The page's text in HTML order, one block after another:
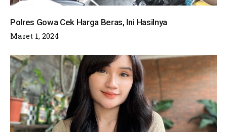
Polres Gowa Cek Harga Beras, Ini Hasilnya
Maret 1, 2024